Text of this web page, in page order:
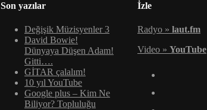
Son yazılar
Değişik Müzisyenler 3
David Bowie!
Dünyaya Düşen Adam!
Gitti….
GİTAR çalalım!
10 yıl YouTube
Google plus – Kim Ne
Biliyor? Topluluğu
İzle
Radyo » laut.fm
Video » YouTube